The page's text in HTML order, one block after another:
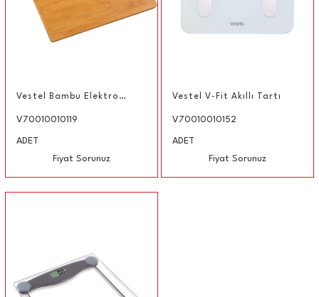
Vestel Bambu Elektronik Tartı
V70010010119
ADET
Fiyat Sorunuz
Vestel V-Fit Akıllı Tartı
V70010010152
ADET
Fiyat Sorunuz